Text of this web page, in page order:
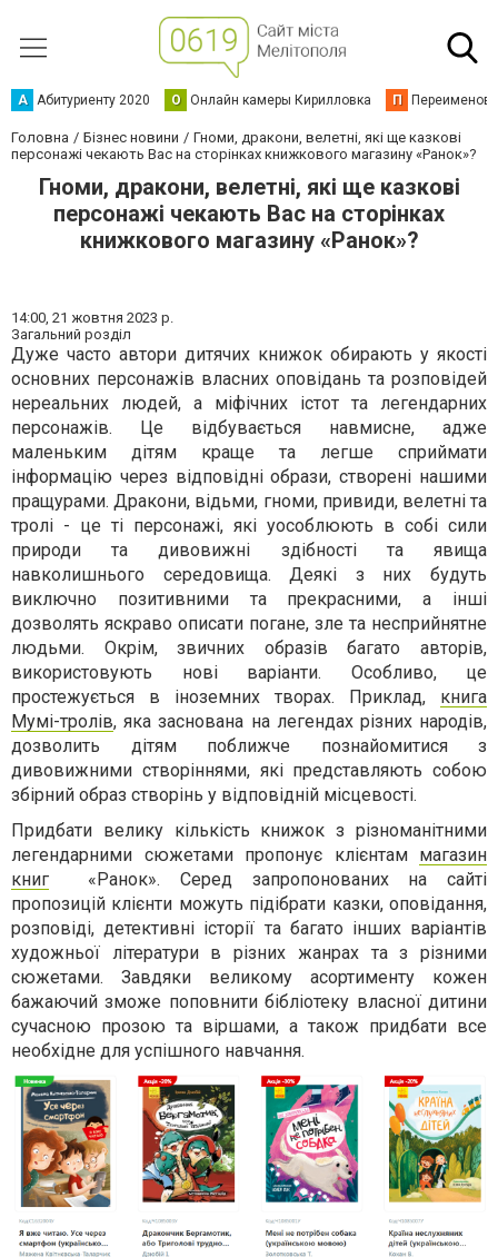
А Абитуриенту 2020 О Онлайн камеры Кирилловка П
Головна Бізнес новини
Гноми, дракони, велетні, які ще казкові
персонажі чекають Вас на сторінках книжкового магазину «Ранок»?
Гноми, дракони, велетні, які ще казкові
персонажі чекають Вас на сторінках
книжкового магазину «Ранок»?
14:00, 21 жовтня 2023 р.
Загальний розділ
Дуже часто автори дитячих книжок обирають у якості
основних персонажів власних оповідань та розповідей
нереальних людей, а міфічних істот та легендарних
персонажів. Це відбувається навмисне, адже
маленьким дітям краще та легше сприймати
інформацію через відповідні образи, створені нашими
пращурами. Дракони, відьми, гноми, привиди, велетні та
тролі - це ті персонажі, які уособлюють в собі сили
природи та дивовижні здібності та явища
навколишнього середовища. Деякі з них будуть
виключно позитивними та прекрасними, а інші
дозволять яскраво описати погане, зле та несприйнятне
людьми. Окрім, звичних образів багато авторів,
використовують нові варіанти. Особливо, це
простежується в іноземних творах. Приклад, книга
Мумі-тролів, яка заснована на легендах різних народів,
дозволить дітям поближче познайомитися з
дивовижними створіннями, які представляють собою
збірний образ створінь у відповідній місцевості.
Придбати велику кількість книжок з різноманітними
легендарними сюжетами пропонує клієнтам магазин
книг «Ранок». Серед запропонованих на сайті
пропозицій клієнти можуть підібрати казки, оповідання,
розповіді, детективні історії та багато інших варіантів
художньої літератури в різних жанрах та з різними
сюжетами. Завдяки великому асортименту кожен
бажаючий зможе поповнити бібліотеку власної дитини
сучасною прозою та віршами, а також придбати все
необхідне для успішного навчання.